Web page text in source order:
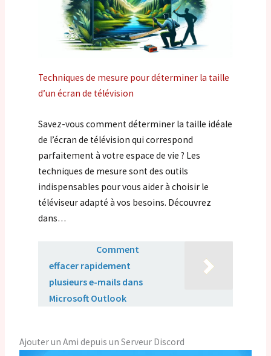
Techniques de mesure pour déterminer la taille
d’un écran de télévision
Savez-vous comment déterminer la taille idéale
de l’écran de télévision qui correspond
parfaitement à votre espace de vie ? Les
techniques de mesure sont des outils
indispensables pour vous aider à choisir le
téléviseur adapté à vos besoins. Découvrez
dans…
Comment
effacer rapidement
plusieurs e-mails dans
Microsoft Outlook
Ajouter un Ami depuis un Serveur Discord